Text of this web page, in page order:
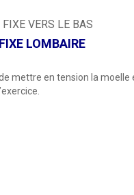
VERS LE BAS
LOMBAIRE
mettre en tension la moelle